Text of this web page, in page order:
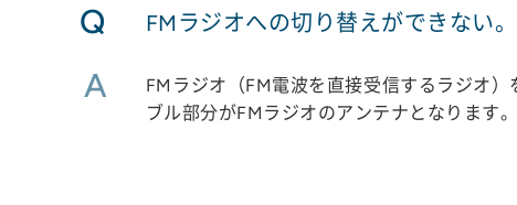
Q FMラジオへの切り替えができない。
A
FMラジオ（FM電波を直接受信するラジオ
ブル部分がFMラジオのアンテナとなります。